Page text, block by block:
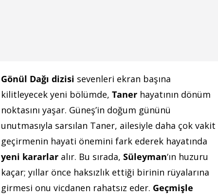
Gönül Dağı dizisi sevenleri ekran başına
kilitleyecek yeni bölümde, Taner hayatının dönüm
noktasını yaşar. Güneş’in doğum gününü
unutmasıyla sarsılan Taner, ailesiyle daha çok vakit
geçirmenin hayati önemini fark ederek hayatında
yeni kararlar alır. Bu sırada, Süleyman‘ın huzuru
kaçar; yıllar önce haksızlık ettiği birinin rüyalarına
girmesi onu vicdanen rahatsız eder. Geçmişle